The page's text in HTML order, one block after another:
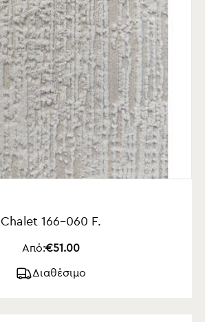
Chalet 166-060 F.
Από:€51.00
Διαθέσιμο